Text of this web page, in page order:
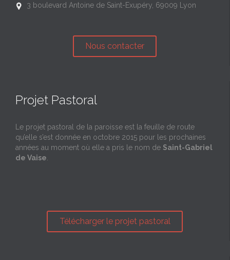
 3 boulevard Antoine de Saint-Exupéry, 69009 Lyon
Nous contacter
Projet Pastoral
Le projet pastoral de la paroisse est la feuille de route
qu’elle s’est donnée en octobre 2015 pour les prochaines
années au moment où elle a pris le nom de Saint-Gabriel
de Vaise
Télécharger le projet pastoral